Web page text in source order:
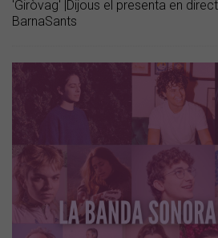
'Giròvag' |Dijous el presenta en
BarnaSants